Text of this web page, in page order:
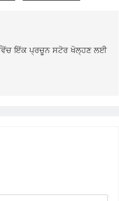
ਇੱਕ ਪ੍ਰਚੂਨ ਸਟੋਰ ਖੋਲ੍ਹਣ ਲਈ